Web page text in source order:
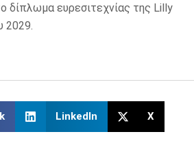
δίπλωμα ευρεσιτεχνίας της Lilly
2029.
LinkedIn X